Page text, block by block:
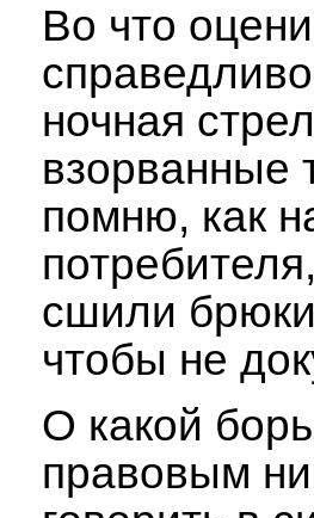
Во что
ночная
взорванные
помню, как
сшили
чтобы не
О какой
правовым